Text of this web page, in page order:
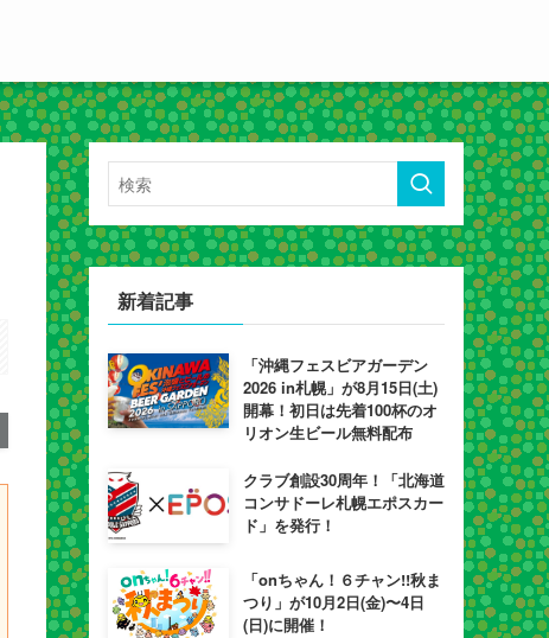
新着記事
「沖縄フェスビアガーデン
2026 in札幌」が8月15日(土)
開幕！初日は先着100杯のオ
リオン生ビール無料配布
クラブ創設30周年！「北海道
コンサドーレ札幌エポスカー
ド」を発行！
「onちゃん！６チャン!!秋ま
つり」が10月2日(金)〜4日
(日)に開催！